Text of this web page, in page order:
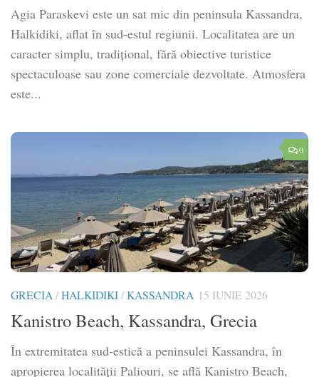
Agia Paraskevi este un sat mic din peninsula Kassandra,
Halkidiki, aflat în sud-estul regiunii. Localitatea are un
caracter simplu, tradițional, fără obiective turistice
spectaculoase sau zone comerciale dezvoltate. Atmosfera
este...
0
GRECIA /HALKIDIKI/KASSANDRA 15 IUNIE 2026
Kanistro Beach, Kassandra, Grecia
În extremitatea sud-estică a peninsulei Kassandra, în
apropierea localității Paliouri, se află Kanistro Beach,